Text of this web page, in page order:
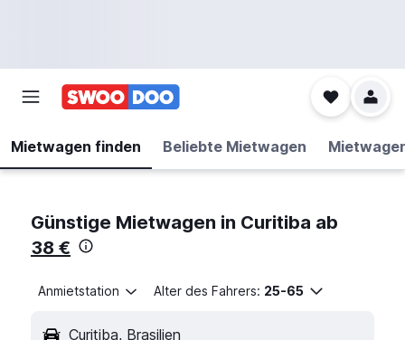
Mietwagen finden Beliebte Mietwagen
Günstige Mietwagen in Curitiba ab
38 €
Anmietstation Alter des Fahrers: 25-65
Curitiba, Brasilien